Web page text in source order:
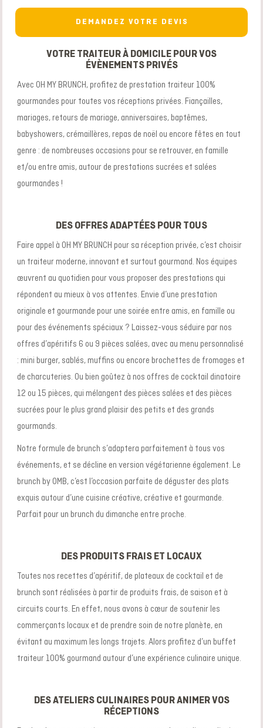
DEMANDEZ VOTRE DEVIS
VOTRE TRAITEUR À DOMICILE POUR VOS
ÉVÈNEMENTS PRIVÉS
Avec OH MY BRUNCH, profitez de prestation traiteur 100%
gourmandes pour toutes vos réceptions privées. Fiançailles,
mariages, retours de mariage, anniversaires, baptêmes,
babyshowers, crémaillères, repas de noël ou encore fêtes en tout
genre : de nombreuses occasions pour se retrouver, en famille
et/ou entre amis, autour de prestations sucrées et salées
gourmandes !
DES OFFRES ADAPTÉES POUR TOUS
Faire appel à OH MY BRUNCH pour sa réception privée, c’est choisir
un traiteur moderne, innovant et surtout gourmand. Nos équipes
œuvrent au quotidien pour vous proposer des prestations qui
répondent au mieux à vos attentes. Envie d’une prestation
originale et gourmande pour une soirée entre amis, en famille ou
pour des événements spéciaux ? Laissez-vous séduire par nos
offres d’apéritifs 6 ou 9 pièces salées, avec au menu personnalisé
: mini burger, sablés, muffins ou encore brochettes de fromages et
de charcuteries. Ou bien goûtez à nos offres de cocktail dinatoire
12 ou 15 pièces, qui mélangent des pièces salées et des pièces
sucrées pour le plus grand plaisir des petits et des grands
gourmands.
Notre formule de brunch s’adaptera parfaitement à tous vos
événements, et se décline en version végétarienne également. Le
brunch by OMB, c’est l’occasion parfaite de déguster des plats
exquis autour d’une cuisine créative, créative et gourmande.
Parfait pour un brunch du dimanche entre proche.
DES PRODUITS FRAIS ET LOCAUX
Toutes nos recettes d’apéritif, de plateaux de cocktail et de
brunch sont réalisées à partir de produits frais, de saison et à
circuits courts. En effet, nous avons à cœur de soutenir les
commerçants locaux et de prendre soin de notre planète, en
évitant au maximum les longs trajets. Alors profitez d’un buffet
traiteur 100% gourmand autour d’une expérience culinaire unique.
DES ATELIERS CULINAIRES POUR ANIMER VOS
RÉCEPTIONS